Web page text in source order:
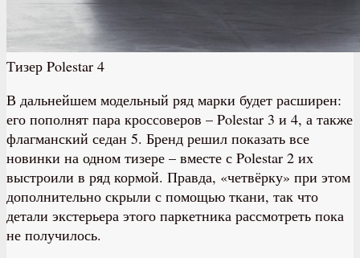
Тизер Polestar 4
В дальнейшем модельный ряд марки будет расширен:
его пополнят пара кроссоверов – Polestar 3 и 4, а также
флагманский седан 5. Бренд решил показать все
новинки на одном тизере – вместе с Polestar 2 их
выстроили в ряд кормой. Правда, «четвёрку» при этом
дополнительно скрыли с помощью ткани, так что
детали экстерьера этого паркетника рассмотреть пока
не получилось.